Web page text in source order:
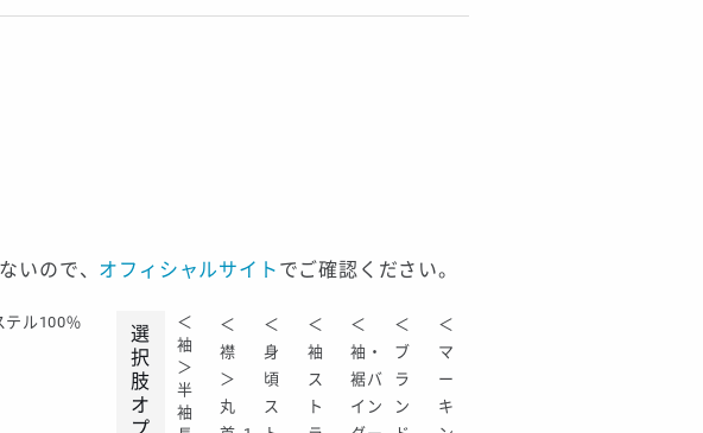
いので、 オフィシャルサイト でご確認ください。
テル100%
選
択
肢
オ
＜
袖
＞
半
袖
＜
襟
＞
丸
＜
身
頃
ス
＜
袖
ス
ト
＜
袖・
裾バ
イン
＜
ブ
ラ
ン
＜
マ
ー
キ